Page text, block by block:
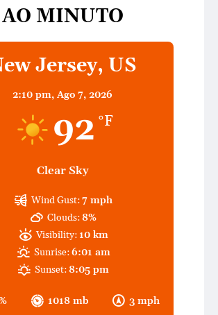
AO MINUTO
Jersey, US
2:10 pm, Ago 7, 2026
92 °F
Clear Sky
1018 mb 3 mph
Wind Gust:7 mph
Clouds:8%
Visibility: 10 km
Sunrise:6:01 am
Sunset:8:05 pm